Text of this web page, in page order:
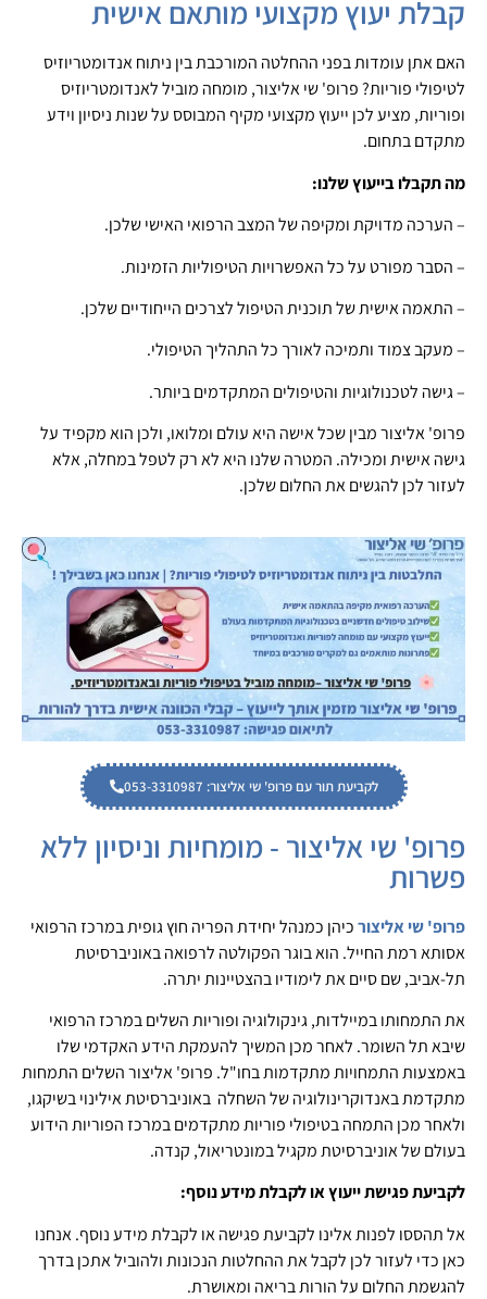
קבלת יעוץ מקצועי מותאם אישית
האם אתן עומדות בפני ההחלטה המורכבת בין ניתוח אנדומטריוזיס
לטיפולי פוריות? פרופ' שי אליצור, מומחה מוביל לאנדומטריוזיס
ופוריות, מציע לכן ייעוץ מקצועי מקיף המבוסס על שנות ניסיון וידע
מתקדם בתחום.
מה תקבלו בייעוץ שלנו:
– הערכה מדויקת ומקיפה של המצב הרפואי האישי שלכן.
– הסבר מפורט על כל האפשרויות הטיפוליות הזמינות.
– התאמה אישית של תוכנית הטיפול לצרכים הייחודיים שלכן.
– מעקב צמוד ותמיכה לאורך כל התהליך הטיפולי.
– גישה לטכנולוגיות והטיפולים המתקדמים ביותר.
פרופ' אליצור מבין שכל אישה היא עולם ומלואו, ולכן הוא מקפיד על
גישה אישית ומכילה. המטרה שלנו היא לא רק לטפל במחלה, אלא
לעזור לכן להגשים את החלום שלכן.
לקביעת תור עם פרופ' שי אליצור: 053-3310987
פרופ' שי אליצור - מומחיות וניסיון ללא
פשרות
פרופ' שי אליצורכיהן כמנהל יחידת הפריה חוץ גופית במרכז הרפואי
אסותא רמת החייל. הוא בוגר הפקולטה לרפואה באוניברסיטת
תל-אביב, שם סיים את לימודיו בהצטיינות יתרה.
את התמחותו במיילדות, גינקולוגיה ופוריות השלים במרכז הרפואי
שיבא תל השומר. לאחר מכן המשיך להעמקת הידע האקדמי שלו
באמצעות התמחויות מתקדמות בחו"ל. פרופ' אליצור השלים התמחות
מתקדמת באנדוקרינולוגיה של השחלה באוניברסיטת אילינוי בשיקגו,
ולאחר מכן התמחה בטיפולי פוריות מתקדמים במרכז הפוריות הידוע
בעולם של אוניברסיטת מקגיל במונטריאול, קנדה.
לקביעת פגישת ייעוץ או לקבלת מידע נוסף:
אל תהססו לפנות אלינו לקביעת פגישה או לקבלת מידע נוסף. אנחנו
כאן כדי לעזור לכן לקבל את ההחלטות הנכונות ולהוביל אתכן בדרך
להגשמת החלום על הורות בריאה ומאושרת.